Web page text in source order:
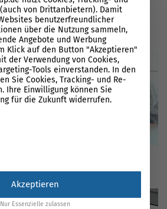
(auch von Drittanbietern). Damit
benutzerfreundlicher
über die Nutzung sammeln,
Angebote und Werbung
Klick auf den Button "Akzeptieren"
der Verwendung von Cookies,
Tools einverstanden. In den
Sie Cookies, Tracking- und Re-
Ihre Einwilligung können Sie
für die Zukunft widerrufen.
der Service-Gruppen, für die eine
Akzeptieren
Nur Essenzielle zulassen